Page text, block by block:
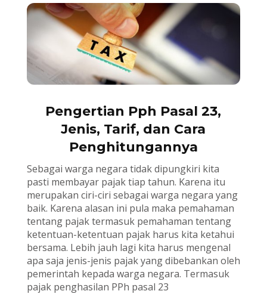
Pengertian Pph Pasal 23,
Jenis, Tarif, dan Cara
Penghitungannya
Sebagai warga negara tidak dipungkiri kita
pasti membayar pajak tiap tahun. Karena itu
merupakan ciri-ciri sebagai warga negara yang
baik. Karena alasan ini pula maka pemahaman
tentang pajak termasuk pemahaman tentang
ketentuan-ketentuan pajak harus kita ketahui
bersama. Lebih jauh lagi kita harus mengenal
apa saja jenis-jenis pajak yang dibebankan oleh
pemerintah kepada warga negara. Termasuk
pajak penghasilan PPh pasal 23